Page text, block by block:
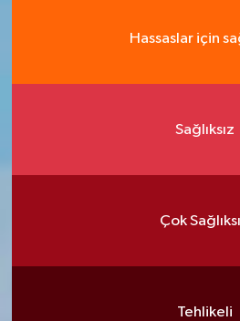
Hassaslar için
Sağlıksız
Çok
Tehlikeli